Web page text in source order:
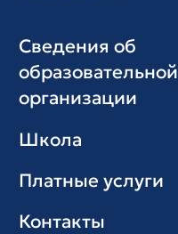
Сведения об
образовательной
организации
Школа
Платные услуги
Контакты